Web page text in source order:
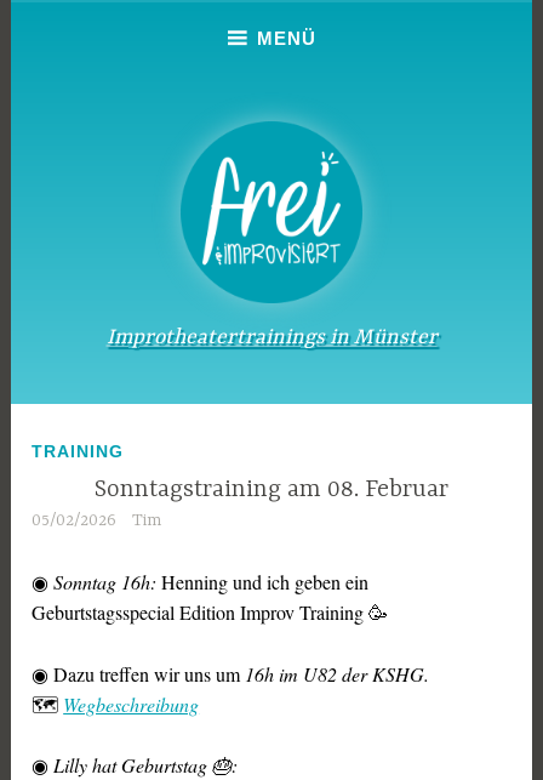
Improtheatertrainings in Münster
MENÜ
TRAINING
Sonntagstraining am 08. Februar
05/02/2026 Tim
◉Sonntag 16h: Henning und ich geben ein
Geburtstagsspecial Edition Improv Training 🥳
◉ Dazu treffen wir uns um 16h im U82 der KSHG.
🗺️ Wegbeschreibung
◉Lilly hat Geburtstag 🎂: